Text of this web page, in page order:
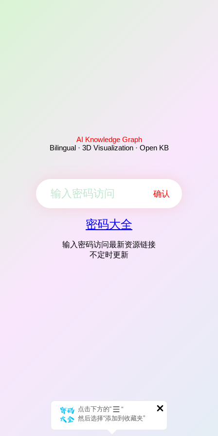
AI Knowledge Graph
Bilingual · 3D Visualization · Open KB
确认
密码大全
输入密码访问最新资源链接
不定时更新
点击下方的“
”
然后选择“添加到收藏夹”